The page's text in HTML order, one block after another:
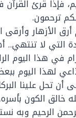
فإذا قرئ
ترحمون.
الأزهار وأرقى
التي لا تنتهي..
في هذا اليوم
لهذا اليوم
أن تحل علينا
خالق الكون بأسره.
الرحيم وبه